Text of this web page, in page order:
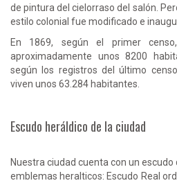
de pintura del cielorraso del salón.
estilo colonial fue modificado e
En 1869, según el primer
aproximadamente unos 8200
según los registros del último
viven unos 63.284 habitantes.
Escudo heráldico de la ciudad
Nuestra ciudad cuenta con un
emblemas heralticos: Escudo Real